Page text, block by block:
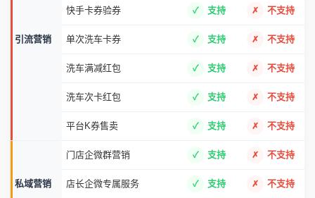
引流营销
快手卡券验券 支持 不支持
单次洗车卡券 支持 不支持
洗车满减红包 支持 不支持
洗车次卡红包 支持 不支持
平台K券售卖 支持 不支持
私域营销
门店企微群营销 支持 不支持
店长企微专属服务 支持 不支持